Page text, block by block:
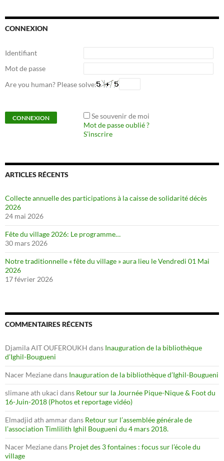
CONNEXION
Identifiant
Mot de passe
Are you human? Please solve:
Se souvenir de moi
Mot de passe oublié ?
S’inscrire
ARTICLES RÉCENTS
Collecte annuelle des participations à la caisse de solidarité décès
2026
24 mai 2026
Fête du village 2026: Le programme…
30 mars 2026
Notre traditionnelle « fête du village » aura lieu le Vendredi 01 Mai
2026
17 février 2026
COMMENTAIRES RÉCENTS
Djamila AIT OUFEROUKH dans Inauguration de la bibliothèque
d’Ighil-Bougueni
Nacer Mezianedans Inauguration de la bibliothèque d’Ighil-Bougueni
slimane ath ukaci dans Retour sur la Journée Pique-Nique & Foot du
16-Juin-2018 (Photos et reportage vidéo)
Elmadjid ath ammardans Retour sur l’assemblée générale de
l’association Timlilith Ighil Bougueni du 4 mars 2018.
Nacer Mezianedans Projet des 3 fontaines : focus sur l’école du
village